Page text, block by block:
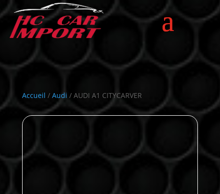
Accueil / Audi / AUDI A1 CITYCARVER